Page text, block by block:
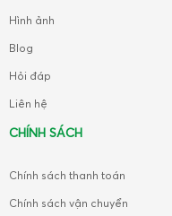
Hình ảnh
Blog
Hỏi đáp
Liên hệ
CHÍNH SÁCH
Chính sách thanh toán
Chính sách vận chuyển